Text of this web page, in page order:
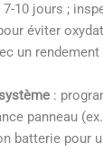
10 jours ;
éviter
un
:
panneau
batterie pour